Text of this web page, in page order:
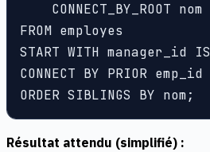
CONNECT_BY_ROOT nom
FROM employes
START WITH
CONNECT BY PRIOR
ORDER SIBLINGS
Résultat attendu (simplifié) :